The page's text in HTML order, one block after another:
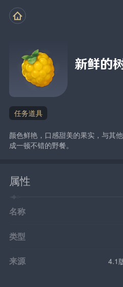
新鲜的
任务道具
颜色鲜艳，口感甜美的果实，与其
成一顿不错的野餐。
属性
名称
类型
来源
4.1